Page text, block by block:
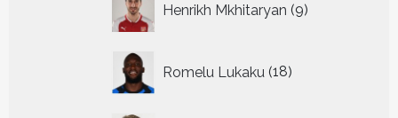
Henrikh Mkhitaryan 9
producten
Romelu Lukaku 18
producten